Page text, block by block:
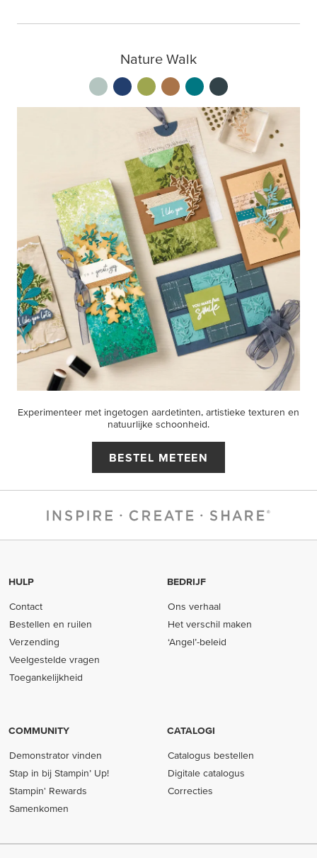
Nature Walk
Experimenteer met ingetogen aardetinten, artistieke texturen en
natuurlijke schoonheid.
BESTEL METEEN
HULP
Contact
Bestellen en ruilen
Verzending
Veelgestelde vragen
Toegankelijkheid
BEDRIJF
Ons verhaal
Het verschil maken
‘Angel’-beleid
COMMUNITY
Demonstrator vinden
Stap in bij Stampin’ Up!
Stampin' Rewards
Samenkomen
CATALOGI
Catalogus bestellen
Digitale catalogus
Correcties